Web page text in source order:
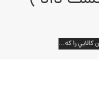
کالايي را که…